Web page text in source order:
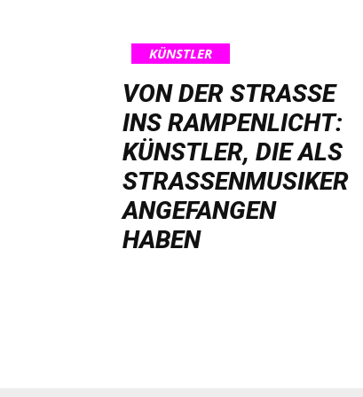
KÜNSTLER
VON DER STRASSE I
NS RAMPENLICHT: K
ÜNSTLER, DIE ALS S
TRASSENMUSIKER AN
GEFANGEN HA
BEN